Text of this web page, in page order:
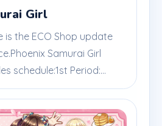
Girl
is the ECO Shop update
Samurai Girl
schedule:1st Period:...